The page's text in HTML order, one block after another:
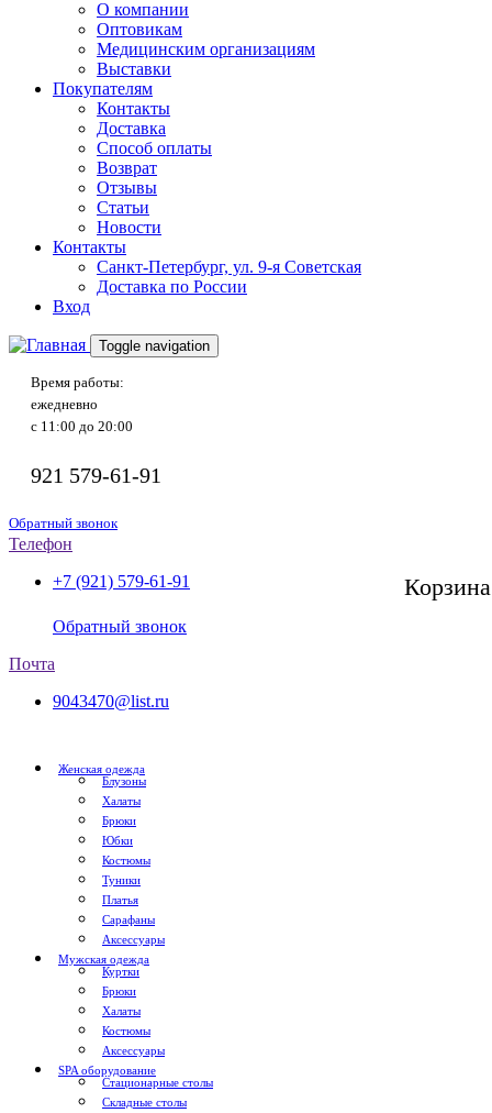
О компании
Оптовикам
Медицинским организациям
Выставки
Покупателям
Контакты
Доставка
Способ оплаты
Возврат
Отзывы
Статьи
Новости
Контакты
Санкт-Петербург, ул. 9-я Советская
Доставка по России
Вход
Toggle navigation
Время работы:
ежедневно
с 11:00 до 20:00
921 579-61-91
Обратный звонок
Корзина
Телефон
+7 (921) 579-61-91
Обратный звонок
Почта
9043470@list.ru
Женская одежда
Блузоны
Халаты
Брюки
Юбки
Костюмы
Туники
Платья
Сарафаны
Аксессуары
Мужская одежда
Куртки
Брюки
Халаты
Костюмы
Аксессуары
SPA оборудование
Стационарные столы
Складные столы